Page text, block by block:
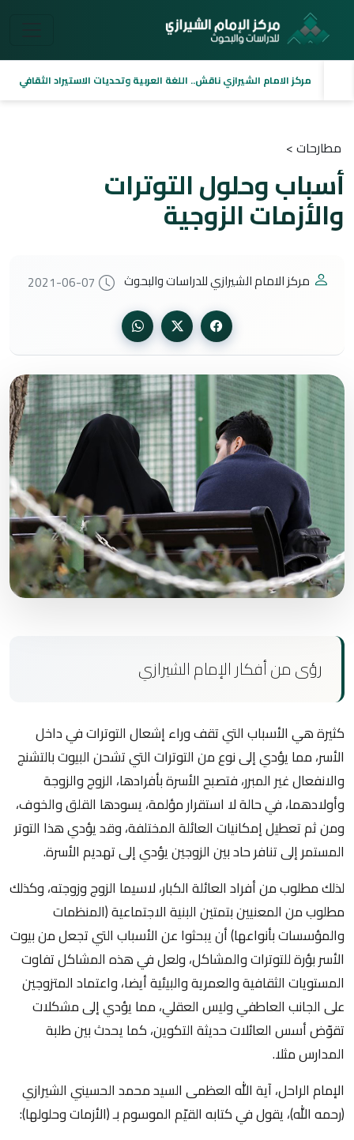
مركز الامام الشيرازي ناقش.. اللغة العربية وتحديات الاستيراد الثقافي
مطارحات >
أسباب وحلول التوترات
والأزمات الزوجية
مركز الامام الشيرازي للدراسات والبحوث 2021-06-07
رؤى من أفكار الإمام الشيرازي
كثيرة هي الأسباب التي تقف وراء إشعال التوترات في داخل
الأسر، مما يؤدي إلى نوع من التوترات التي تشحن البيوت بالتشنج
والانفعال غير المبرر، فتصبح الأسرة بأفرادها، الزوج والزوجة
وأولادهما، في حالة لا استقرار مؤلمة، يسودها القلق والخوف،
ومن ثم تعطيل إمكانيات العائلة المختلفة، وقد يؤدي هذا التوتر
المستمر إلى تنافر حاد بين الزوجين يؤدي إلى تهديم الأسرة.
لذلك مطلوب من أفراد العائلة الكبار، لاسيما الزوج وزوجته، وكذلك
مطلوب من المعنيين بتمتين البنية الاجتماعية (المنظمات
والمؤسسات بأنواعها) أن يبحثوا عن الأسباب التي تجعل من بيوت
الأسر بؤرة للتوترات والمشاكل، ولعل في هذه المشاكل تفاوت
المستويات الثقافية والعمرية والبيئية أيضا، واعتماد المتزوجين
على الجانب العاطفي وليس العقلي، مما يؤدي إلى مشكلات
تقوّض أسس العائلات حديثة التكوين، كما يحدث بين طلبة
المدارس مثلا.
الإمام الراحل، آية الله العظمى السيد محمد الحسيني الشيرازي
(رحمه الله)، يقول في كتابه القيّم الموسوم بـ (الأزمات وحلولها):